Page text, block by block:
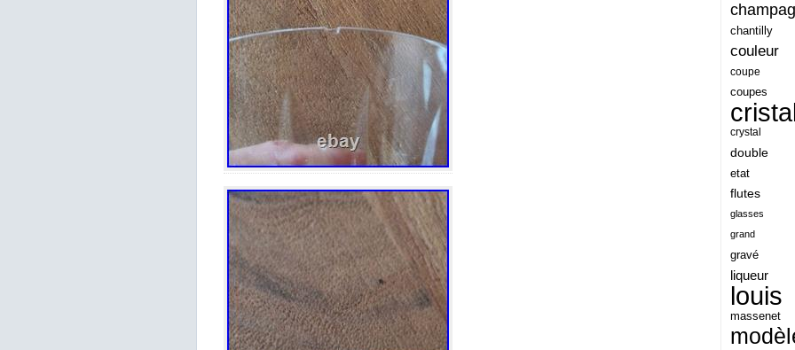
ancient
anecdotes
angeles
angoul
animaux
antique
antiquite
apollo
applaudis
arch
architecture
chantilly
couleur
coupe
coupes
crystal
double
etat
flutes
glasses
grand
gravé
liqueur
louis
massenet